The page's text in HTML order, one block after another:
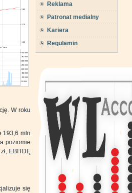
W roku
193,6 mln
poziomie
EBITDĘ
się
Reklama
Patronat medialny
Kariera
Regulamin